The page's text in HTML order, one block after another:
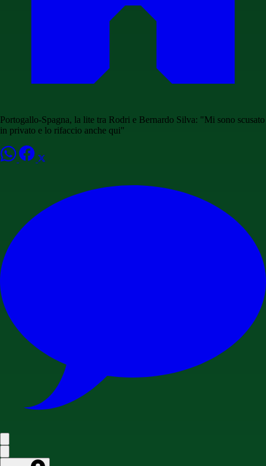
Portogallo-Spagna, la lite tra Rodri e Bernardo Silva: "Mi sono scusato
in privato e lo rifaccio anche qui"